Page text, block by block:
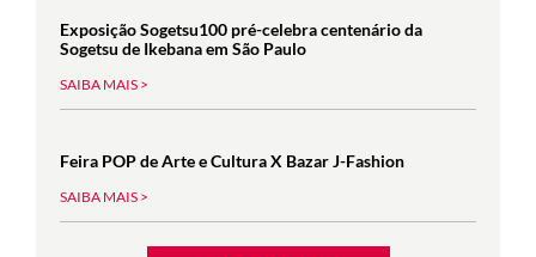
Exposição Sogetsu100 pré-celebra centenário da
Sogetsu de Ikebana em São Paulo
SAIBA MAIS >
Feira POP de Arte e Cultura X Bazar J-Fashion
SAIBA MAIS >